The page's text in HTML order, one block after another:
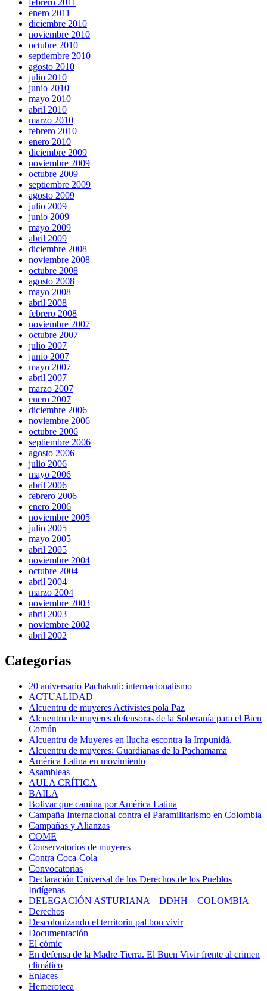
enero 2011
diciembre 2010
noviembre 2010
octubre 2010
septiembre 2010
agosto 2010
julio 2010
junio 2010
mayo 2010
abril 2010
marzo 2010
febrero 2010
enero 2010
diciembre 2009
noviembre 2009
octubre 2009
septiembre 2009
agosto 2009
julio 2009
junio 2009
mayo 2009
abril 2009
diciembre 2008
noviembre 2008
octubre 2008
agosto 2008
mayo 2008
abril 2008
febrero 2008
noviembre 2007
octubre 2007
julio 2007
junio 2007
mayo 2007
abril 2007
marzo 2007
enero 2007
diciembre 2006
noviembre 2006
octubre 2006
septiembre 2006
agosto 2006
julio 2006
mayo 2006
abril 2006
febrero 2006
enero 2006
noviembre 2005
julio 2005
mayo 2005
abril 2005
noviembre 2004
octubre 2004
abril 2004
marzo 2004
noviembre 2003
abril 2003
noviembre 2002
abril 2002
Categorías
20 aniversario Pachakuti: internacionalismo
ACTUALIDAD
Alcuentru de muyeres Activistes pola Paz
Alcuentru de muyeres defensoras de la Soberanía para el Bien
Común
Alcuentru de Muyeres en llucha escontra la Impunidá.
Alcuentru de muyeres: Guardianas de la Pachamama
América Latina en movimiento
Asambleas
AULA CRÍTICA
BAILA
Bolivar que camina por América Latina
Campaña Internacional contra el Paramilitarismo en Colombia
Campañas y Alianzas
COME
Conservatorios de muyeres
Contra Coca-Cola
Convocatorias
Declaración Universal de los Derechos de los Pueblos
Indígenas
DELEGACIÓN ASTURIANA – DDHH – COLOMBIA
Derechos
Descolonizando el territoriu pal bon vivir
Documentación
El cómic
En defensa de la Madre Tierra. El Buen Vivir frente al crimen
climático
Enlaces
Hemeroteca